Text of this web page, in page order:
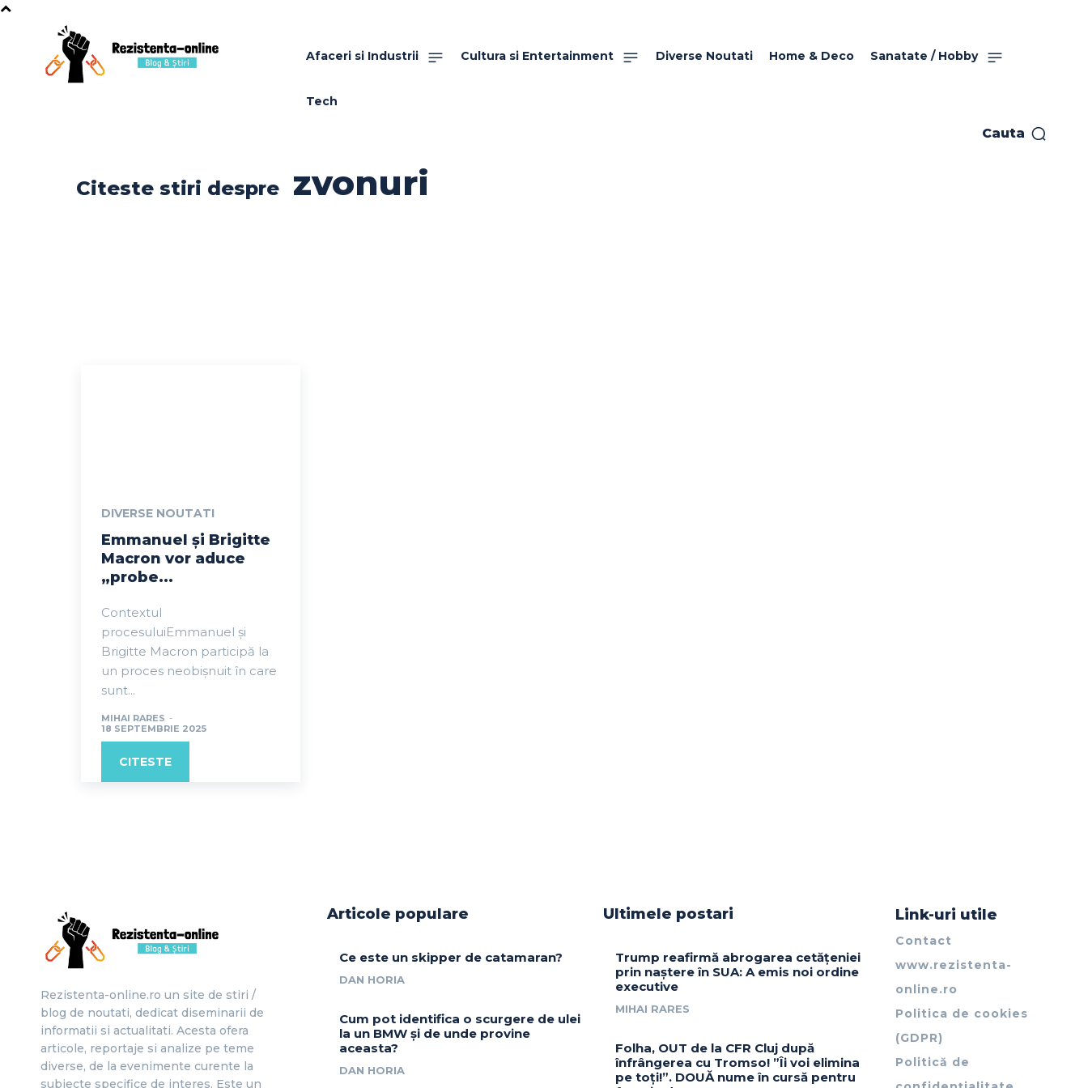
Afaceri si Industrii Cultura si Entertainment Diverse Noutati Home & Deco Sanatate / Hobby
Tech
Cauta
Citeste stiri despre zvonuri
DIVERSE NOUTATI
Emmanuel și Brigitte
Macron vor aduce
„probe...
Contextul
procesuluiEmmanuel și
Brigitte Macron participă la
un proces neobișnuit în care
sunt...
MIHAI RARES -
18 SEPTEMBRIE 2025
CITESTE
Rezistenta-online.ro un site de stiri /
blog de noutati, dedicat diseminarii de
informatii si actualitati. Acesta ofera
articole, reportaje si analize pe teme
diverse, de la evenimente curente la
subiecte specifice de interes. Este un
Articole populare
Ce este un skipper de catamaran?
DAN HORIA
Cum pot identifica o scurgere de ulei
la un BMW și de unde provine
aceasta?
DAN HORIA
Ultimele postari
Trump reafirmă abrogarea cetățeniei
prin naștere în SUA: A emis noi ordine
executive
MIHAI RARES
Folha, OUT de la CFR Cluj după
înfrângerea cu Tromso! ”Îi voi elimina
pe toți!”. DOUĂ nume în cursă pentru
Link-uri utile
Contact
www.rezistenta-
online.ro
Politica de cookies
(GDPR)
Politică de